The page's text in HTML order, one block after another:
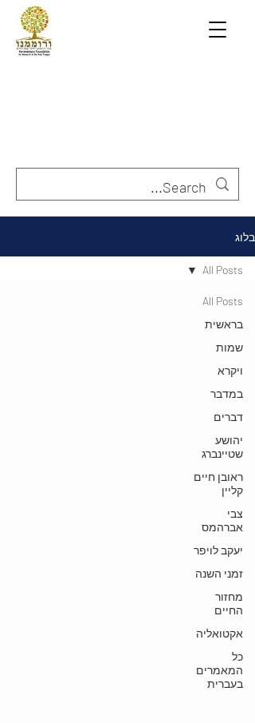
בלוג
All Posts
בראשית
שמות
ויקרא
במדבר
דברים
יהושע
שטיינברג
ראובן חיים
קליין
צבי
אברהמס
יעקב לויפר
זמני השנה
מחזור
החיים
אקטואליה
כל
המאמרים
בעברית
All Posts